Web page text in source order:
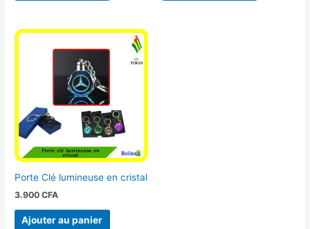
Porte Clé lumineuse en cristal
3.900CFA
Ajouter au panier